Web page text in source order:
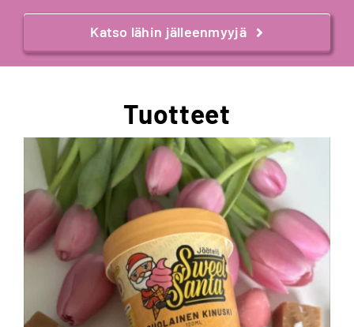
Katso lähin jälleenmyyjä
Tuotteet